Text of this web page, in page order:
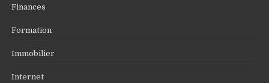
Finances
Formation
Immobilier
Internet